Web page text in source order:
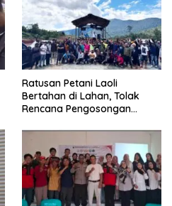
Ratusan Petani Laoli
Bertahan di Lahan, Tolak
Rencana Pengosongan